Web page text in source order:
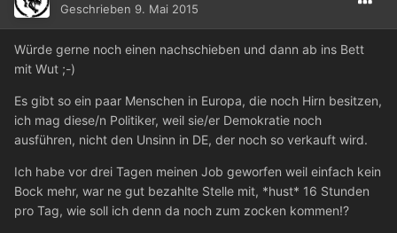
Geschrieben 9. Mai 2015
Würde gerne noch einen nachschieben und dann ab ins Bett
mit Wut ;-)
Es gibt so ein paar Menschen in Europa, die noch Hirn besitzen,
ich mag diese/n Politiker, weil sie/er Demokratie noch
ausführen, nicht den Unsinn in DE, der noch so verkauft wird.
Ich habe vor drei Tagen meinen Job geworfen weil einfach kein
Bock mehr, war ne gut bezahlte Stelle mit, *hust* 16 Stunden
pro Tag, wie soll ich denn da noch zum zocken kommen!?